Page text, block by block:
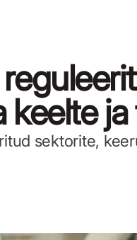
keelte
sektorite,